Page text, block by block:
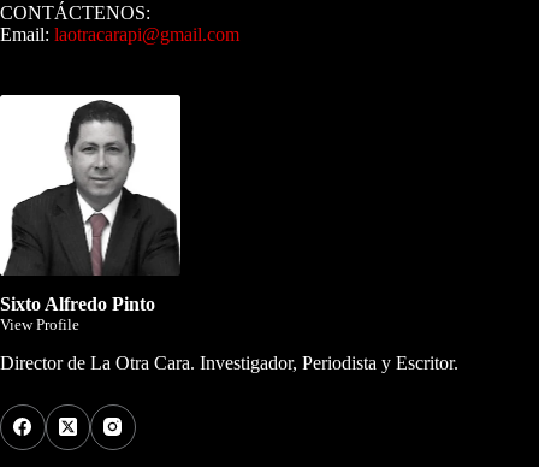
CONTÁCTENOS:
Email: laotracarapi@gmail.com
Sixto Alfredo Pinto
View Profile
Director de La Otra Cara. Investigador, Periodista y Escritor.